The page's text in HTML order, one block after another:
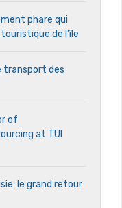
phare qui
de l’île
transport des
of
at TUI
le grand retour